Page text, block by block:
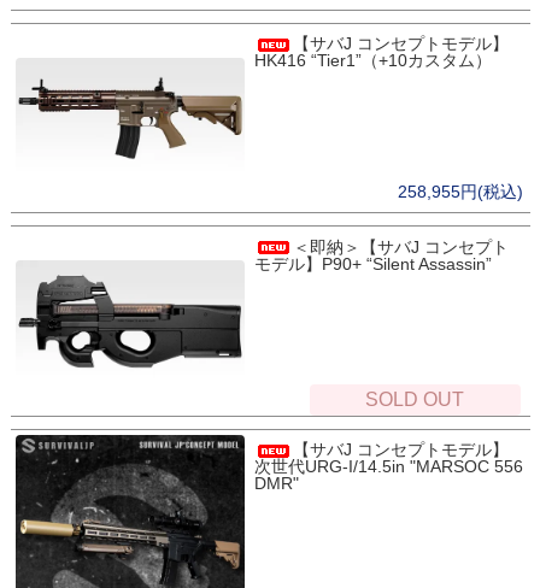
【サバJ コンセプトモデル】
HK416 “Tier1”（+10カスタム）
258,955円(税込)
＜即納＞【サバJ コンセプト
モデル】P90+ “Silent Assassin”
SOLD OUT
【サバJ コンセプトモデル】
次世代URG-I/14.5in "MARSOC 556
DMR"